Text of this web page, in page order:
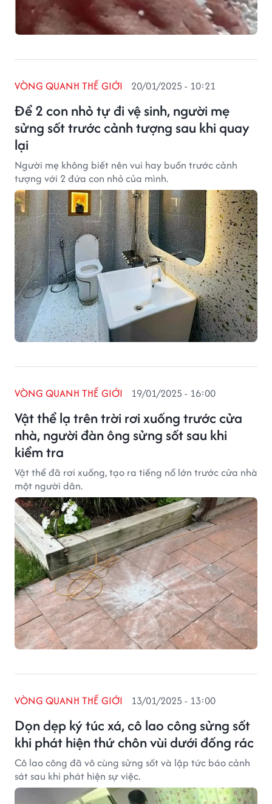
Để 2 con nhỏ tự đi vệ sinh, người mẹ
sửng sốt trước cảnh tượng sau khi quay
lại
VÒNG QUANH THẾ GIỚI 20/01/2025 - 10:21
Người mẹ không biết nên vui hay buồn trước cảnh
tượng với 2 đứa con nhỏ của mình.
Vật thể lạ trên trời rơi xuống trước cửa
nhà, người đàn ông sửng sốt sau khi
kiểm tra
VÒNG QUANH THẾ GIỚI 19/01/2025 - 16:00
Vật thể đã rơi xuống, tạo ra tiếng nổ lớn trước cửa nhà
một người dân.
Dọn dẹp ký túc xá, cô lao công sửng sốt
khi phát hiện thứ chôn vùi dưới đống rác
VÒNG QUANH THẾ GIỚI 13/01/2025 - 13:00
Cô lao công đã vô cùng sửng sốt và lập tức báo cảnh
sát sau khi phát hiện sự việc.